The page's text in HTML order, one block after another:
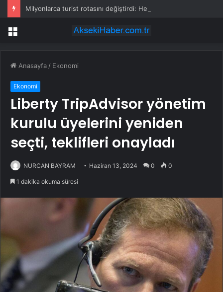
Menü
Anasayfa / Ekonomi
Ekonomi
Liberty TripAdvisor yönetim
kurulu üyelerini yeniden
seçti, teklifleri onayladı
NURCAN BAYRAM Haziran 13, 2024 0 0
1 dakika okuma süresi